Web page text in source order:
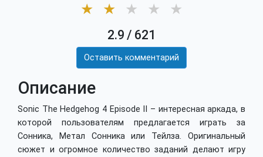
★ ★ ★ ★ ★
2.9 / 621
Оставить комментарий
Описание
Sonic The Hedgehog 4 Episode II – интересная аркада, в
которой пользователям предлагается играть за
Сонника, Метал Сонника или Тейлза. Оригинальный
сюжет и огромное количество заданий делают игру